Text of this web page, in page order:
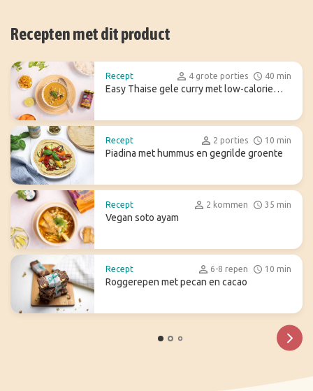
Recepten met dit product
Recept 4 grote porties 40 min
Easy Thaise gele curry met low-calorie
Recept 2 porties 10 min
Piadina met hummus en gegrilde groente
Recept 2 kommen 35 min
Vegan soto ayam
Recept 6-8 repen 10 min
Roggerepen met pecan en cacao